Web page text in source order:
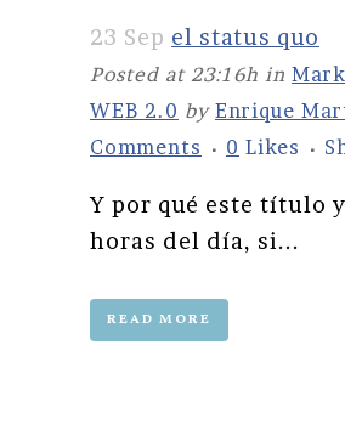
23 Sep el status quo
Posted at 23:16h in
WEB 2.0 by Enrique
Comments
0 Likes
Y por qué este título
horas del día, si...
READ MORE